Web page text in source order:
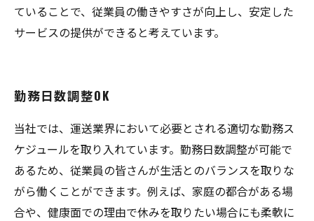
ていることで、従業員の働きやすさが向上し、安定した
サービスの提供ができると考えています。
勤務日数調整OK
当社では、運送業界において必要とされる適切な勤務ス
ケジュールを取り入れています。勤務日数調整が可能で
あるため、従業員の皆さんが生活とのバランスを取りな
がら働くことができます。例えば、家庭の都合がある場
合や、健康面での理由で休みを取りたい場合にも柔軟に